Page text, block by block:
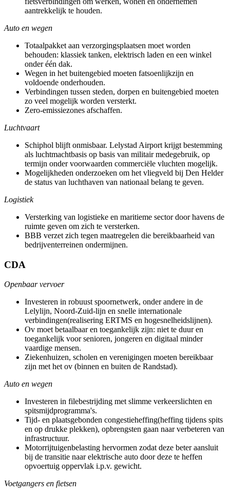
aantrekkelijk te houden.
Auto en wegen
Totaalpakket aan verzorgingsplaatsen moet worden
behouden: klassiek tanken, elektrisch laden en een winkel
onder één dak.
Wegen in het buitengebied moeten fatsoenlijkzijn en
voldoende onderhouden.
Verbindingen tussen steden, dorpen en buitengebied moeten
zo veel mogelijk worden versterkt.
Zero-emissiezones afschaffen.
Luchtvaart
Schiphol blijft onmisbaar. Lelystad Airport krijgt bestemming
als luchtmachtbasis op basis van militair medegebruik, op
termijn onder voorwaarden commerciële vluchten mogelijk.
Mogelijkheden onderzoeken om het vliegveld bij Den Helder
de status van luchthaven van nationaal belang te geven.
Logistiek
Versterking van logistieke en maritieme sector door havens de
ruimte geven om zich te versterken.
BBB verzet zich tegen maatregelen die bereikbaarheid van
bedrijventerreinen ondermijnen.
CDA
Openbaar vervoer
Investeren in robuust spoornetwerk, onder andere in de
Lelylijn, Noord-Zuid-lijn en snelle internationale
verbindingen(realisering ERTMS en hogesnelheidslijnen).
Ov moet betaalbaar en toegankelijk zijn: niet te duur en
toegankelijk voor senioren, jongeren en digitaal minder
vaardige mensen.
Ziekenhuizen, scholen en verenigingen moeten bereikbaar
zijn met het ov (binnen en buiten de Randstad).
Auto en wegen
Investeren in filebestrijding met slimme verkeerslichten en
spitsmijdprogramma's.
Tijd- en plaatsgebonden congestieheffing(heffing tijdens spits
en op drukke plekken), opbrengsten gaan naar verbeteren van
infrastructuur.
Motorrijtuigenbelasting hervormen zodat deze beter aansluit
bij de transitie naar elektrische auto door deze te heffen
opvoertuig oppervlak i.p.v. gewicht.
Voetgangers en fietsen